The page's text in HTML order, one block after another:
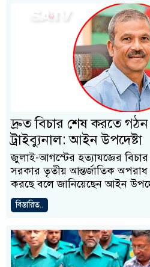
দ্রুত বিচার শেষ করতে
ট্রাইব্যুনাল: আইন উপদেষ্টা
জুলাই-আগস্টের হত্যাযজ্ঞের
সরকার তৃতীয় আন্তর্জাতিক অপরাধ
করছে বলে জানিয়েছেন আইন
বিস্তারিত..